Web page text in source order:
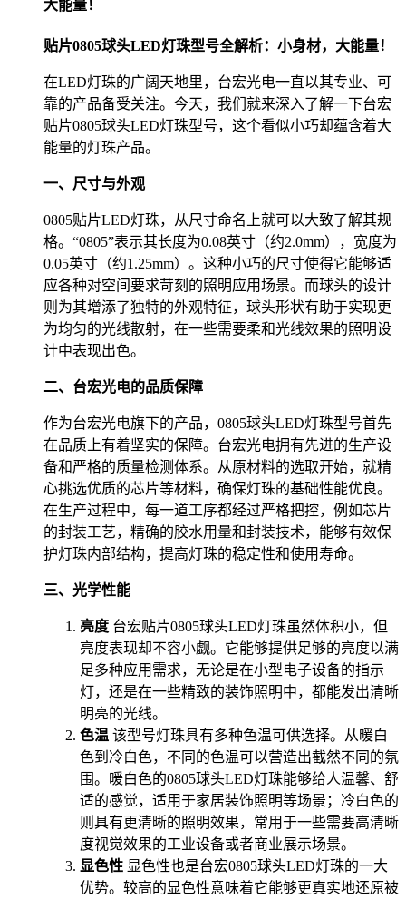
大能量！
贴片0805球头LED灯珠型号全解析：小身材，大能量！
在LED灯珠的广阔天地里，台宏光电一直以其专业、可
靠的产品备受关注。今天，我们就来深入了解一下台宏
贴片0805球头LED灯珠型号，这个看似小巧却蕴含着大
能量的灯珠产品。
一、尺寸与外观
0805贴片LED灯珠，从尺寸命名上就可以大致了解其规
格。“0805”表示其长度为0.08英寸（约2.0mm），宽度为
0.05英寸（约1.25mm）。这种小巧的尺寸使得它能够适
应各种对空间要求苛刻的照明应用场景。而球头的设计
则为其增添了独特的外观特征，球头形状有助于实现更
为均匀的光线散射，在一些需要柔和光线效果的照明设
计中表现出色。
二、台宏光电的品质保障
作为台宏光电旗下的产品，0805球头LED灯珠型号首先
在品质上有着坚实的保障。台宏光电拥有先进的生产设
备和严格的质量检测体系。从原材料的选取开始，就精
心挑选优质的芯片等材料，确保灯珠的基础性能优良。
在生产过程中，每一道工序都经过严格把控，例如芯片
的封装工艺，精确的胶水用量和封装技术，能够有效保
护灯珠内部结构，提高灯珠的稳定性和使用寿命。
三、光学性能
亮度 台宏贴片0805球头LED灯珠虽然体积小，但
亮度表现却不容小觑。它能够提供足够的亮度以满
足多种应用需求，无论是在小型电子设备的指示
灯，还是在一些精致的装饰照明中，都能发出清晰
明亮的光线。
色温 该型号灯珠具有多种色温可供选择。从暖白
色到冷白色，不同的色温可以营造出截然不同的氛
围。暖白色的0805球头LED灯珠能够给人温馨、舒
适的感觉，适用于家居装饰照明等场景；冷白色的
则具有更清晰的照明效果，常用于一些需要高清晰
度视觉效果的工业设备或者商业展示场景。
显色性 显色性也是台宏0805球头LED灯珠的一大
优势。较高的显色性意味着它能够更真实地还原被